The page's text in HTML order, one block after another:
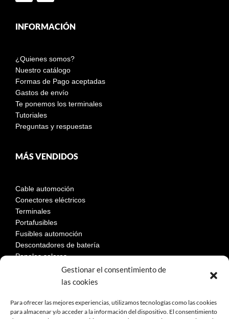
Gestionar el consentimiento de
las cookies
Para ofrecer las mejores experiencias, utilizamos tecnologías como las cookies
para almacenar y/o acceder a la información del dispositivo. El consentimiento
INFORMACIÓN
¿Quienes somos?
Nuestro catálogo
Formas de Pago aceptadas
Gastos de envío
Te ponemos los terminales
Tutoriales
Preguntas y respuestas
MÁS VENDIDOS
Cable automoción
Conectores eléctricos
Terminales
Portafusibles
Fusibles automoción
Descontadores de batería
Paneles solares